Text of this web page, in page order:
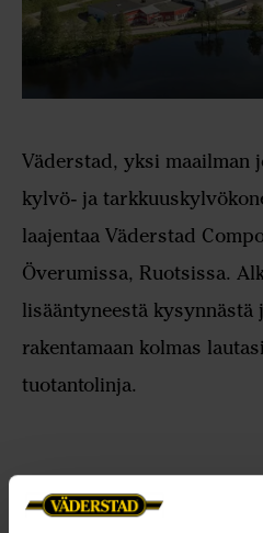
Väderstad, yksi maailman
kylvö- ja
laajentaa Väderstad
Överumissa, Ruotsissa.
lisääntyneestä kysynnästä
rakentamaan kolmas
tuotantolinja.
Väderstad Groupiin
Components tuottaa